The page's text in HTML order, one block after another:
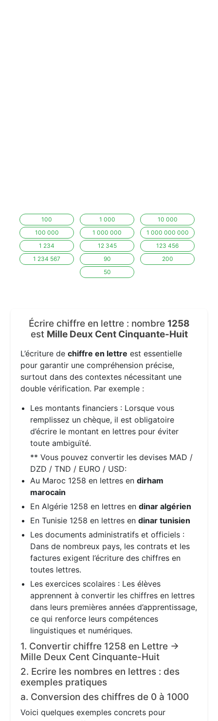
100 1 000
10 000
100 000
1 000 000
1 000 000 000
1 234
12 345
123 456
1 234 567
90
200
50
Écrire chiffre en lettre : nombre 1258
est Mille Deux Cent Cinquante-Huit
L’écriture dechiffre en lettre est essentielle
pour garantir une compréhension précise,
surtout dans des contextes nécessitant une
double vérification. Par exemple :
Les montants financiers : Lorsque vous
remplissez un chèque, il est obligatoire
d’écrire le montant en lettres pour éviter
toute ambiguïté.
** Vous pouvez convertir les devises MAD /
DZD / TND / EURO / USD:
Au Maroc 1258 en lettres endirham
marocain
En Algérie 1258 en lettres endinar algérien
En Tunisie 1258 en lettres endinar tunisien
Les documents administratifs et officiels :
Dans de nombreux pays, les contrats et les
factures exigent l’écriture des chiffres en
toutes lettres.
Les exercices scolaires : Les élèves
apprennent à convertir les chiffres en lettres
dans leurs premières années d’apprentissage,
ce qui renforce leurs compétences
linguistiques et numériques.
1. Convertir chiffre 1258 en Lettre →
Mille Deux Cent Cinquante-Huit
2. Ecrire les nombres en lettres : des
exemples pratiques
a. Conversion des chiffres de 0 à 1000
Voici quelques exemples concrets pour